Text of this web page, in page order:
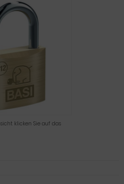
klicken Sie auf das